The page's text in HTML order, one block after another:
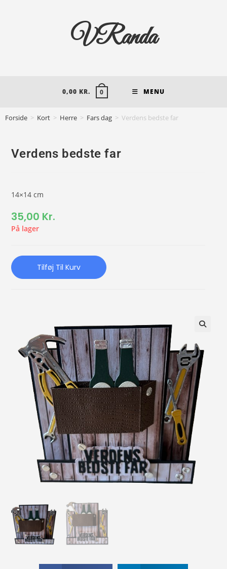
VRanda
0,00 KR. 0 MENU
Forside > Kort > Herre > Fars dag > Verdens bedste far
Verdens bedste far
14×14 cm
35,00 Kr.
På lager
Tilføj Til Kurv